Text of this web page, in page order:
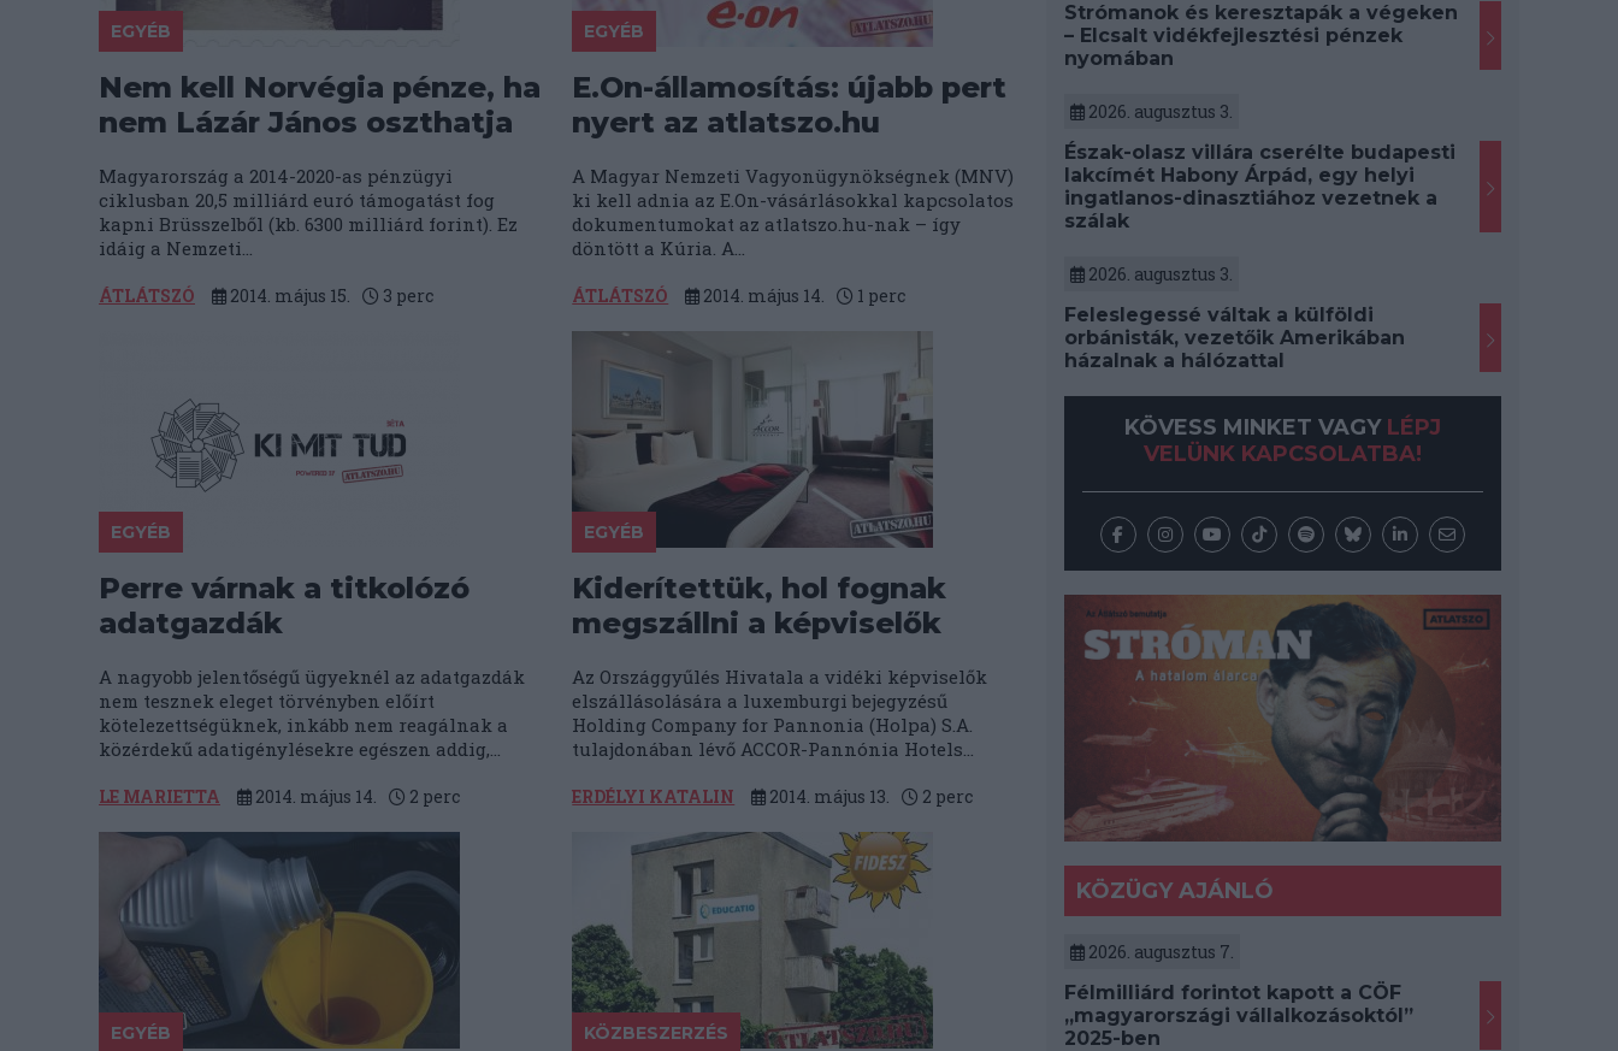
EGYÉB
Nem kell Norvégia pénze, ha
nem Lázár János oszthatja
Magyarország a 2014-2020-as pénzügyi
ciklusban 20,5 milliárd euró támogatást fog
kapni Brüsszelből (kb. 6300 milliárd forint). Ez
idáig a Nemzeti...
ÁTLÁTSZÓ 2014. május 15. 3 perc
EGYÉB
E.On-államosítás: újabb pert
nyert az atlatszo.hu
A Magyar Nemzeti Vagyonügynökségnek (MNV)
ki kell adnia az E.On-vásárlásokkal kapcsolatos
dokumentumokat az atlatszo.hu-nak – így
döntött a Kúria. A...
ÁTLÁTSZÓ 2014. május 14. 1 perc
EGYÉB
Perre várnak a titkolózó
adatgazdák
A nagyobb jelentőségű ügyeknél az adatgazdák
nem tesznek eleget törvényben előírt
kötelezettségüknek, inkább nem reagálnak a
közérdekű adatigénylésekre egészen addig,...
LE MARIETTA 2014. május 14. 2 perc
EGYÉB
Kiderítettük, hol fognak
megszállni a képviselők
Az Országgyűlés Hivatala a vidéki képviselők
elszállásolására a luxemburgi bejegyzésű
Holding Company for Pannonia (Holpa) S.A.
tulajdonában lévő ACCOR-Pannónia Hotels...
ERDÉLYI KATALIN 2014. május 13. 2 perc
EGYÉB KÖZBESZERZÉS
Strómanok és keresztapák a végeken
– Elcsalt vidékfejlesztési pénzek
nyomában
2026. augusztus 3.
Észak-olasz villára cserélte budapesti
lakcímét Habony Árpád, egy helyi
ingatlanos-dinasztiához vezetnek a
szálak
2026. augusztus 3.
Feleslegessé váltak a külföldi
orbánisták, vezetőik Amerikában
házalnak a hálózattal
KÖVESS MINKET VAGY LÉPJ
VELÜNK KAPCSOLATBA!
KÖZÜGY AJÁNLÓ
2026. augusztus 7.
Félmilliárd forintot kapott a CÖF
„magyarországi vállalkozásoktól”
2025-ben